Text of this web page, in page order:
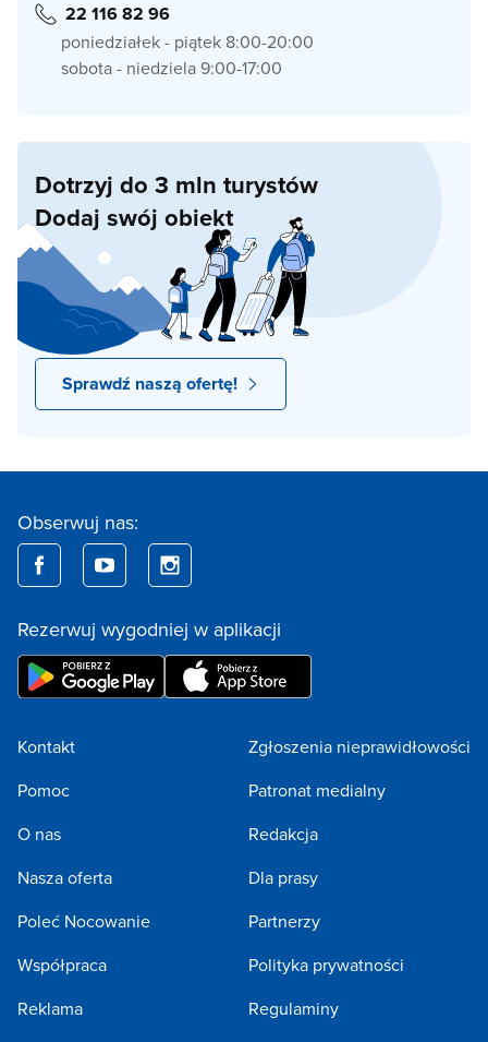
22 116 82 96
poniedziałek - piątek 8:00-20:00
sobota - niedziela 9:00-17:00
Dotrzyj do 3 mln turystów
Dodaj swój obiekt
Sprawdź naszą ofertę!
Obserwuj nas:
Rezerwuj wygodniej w aplikacji
Kontakt
Pomoc
O nas
Nasza oferta
Poleć Nocowanie
Współpraca
Reklama
Zgłoszenia nieprawidłowości
Patronat medialny
Redakcja
Dla prasy
Partnerzy
Polityka prywatności
Regulaminy